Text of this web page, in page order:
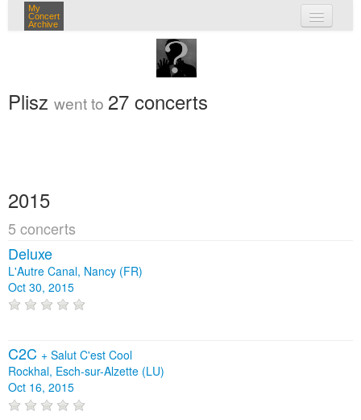
My
Concert
Archive
my concerts
login
Plisz went to 27 concerts
2015
5 concerts
Deluxe
L'Autre Canal, Nancy (FR)
Oct 30, 2015
C2C + Salut C'est Cool
Rockhal, Esch-sur-Alzette (LU)
Oct 16, 2015